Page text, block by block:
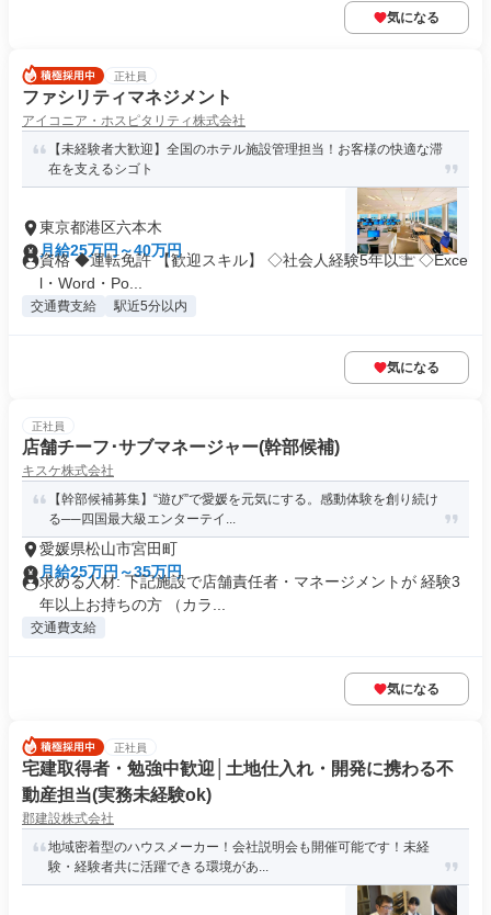
気になる
正社員
ファシリティマネジメント
アイコニア・ホスピタリティ株式会社
【未経験者大歓迎】全国のホテル施設管理担当！お客様の快適な滞
在を支えるシゴト
東京都港区六本木
月給25万円～40万円
資格 ◆運転免許 【歓迎スキル】 ◇社会人経験5年以上 ◇Exce
l・Word・Po...
交通費支給 駅近5分以内
気になる
正社員
店舗チーフ･サブマネージャー(幹部候補)
キスケ株式会社
【幹部候補募集】“遊び”で愛媛を元気にする。感動体験を創り続け
る──四国最大級エンターテイ...
愛媛県松山市宮田町
月給25万円～35万円
求める人材: 下記施設で店舗責任者・マネージメントが 経験3
年以上お持ちの方 （カラ...
交通費支給
気になる
正社員
宅建取得者・勉強中歓迎│土地仕入れ・開発に携わる不
動産担当(実務未経験ok)
郡建設株式会社
地域密着型のハウスメーカー！会社説明会も開催可能です！未経
験・経験者共に活躍できる環境があ...